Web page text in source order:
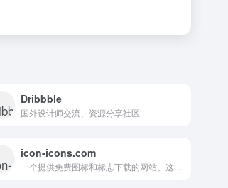
Dribbble
国外设计师交流、资源分享社区
icon-icons.com